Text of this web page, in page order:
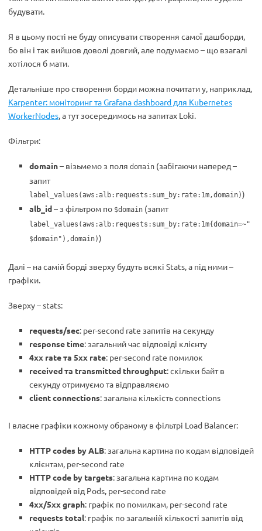
будувати.
Я в цьому пості не буду описувати створення самої дашборди,
бо він і так вийшов доволі довгий, але подумаємо – що взагалі
хотілося б мати.
Детальніше про створення борди можна почитати у, наприклад,
Karpenter: моніторинг та Grafana dashboard для Kubernetes
WorkerNodes, а тут зосередимось на запитах Loki.
Фільтри:
domain– візьмемо з поля domain (забігаючи наперед –
запит
label_values(aws:alb:requests:sum_by:rate:1m,domain))
alb_id– з фільтром по $domain (запит
label_values(aws:alb:requests:sum_by:rate:1m{domain=~"
$domain"),domain))
Далі – на самій борді зверху будуть всякі Stats, а під ними –
графіки.
Зверху – stats:
requests/sec: per-second rate запитів на секунду
response time: загальний час відповіді клієнту
4xx rate та 5xx rate: per-second rate помилок
received та transmitted throughput: скільки байт в
секунду отримуємо та відправляємо
client connections: загальна кількість connections
І власне графіки кожному обраному в фільтрі Load Balancer:
HTTP codes by ALB: загальна картина по кодам відповідей
клієнтам, per-second rate
HTTP code by targets: загальна картина по кодам
відповідей від Pods, per-second rate
4xx/5xx graph: графік по помилкам, per-second rate
requests total: графік по загальній кількості запитів від